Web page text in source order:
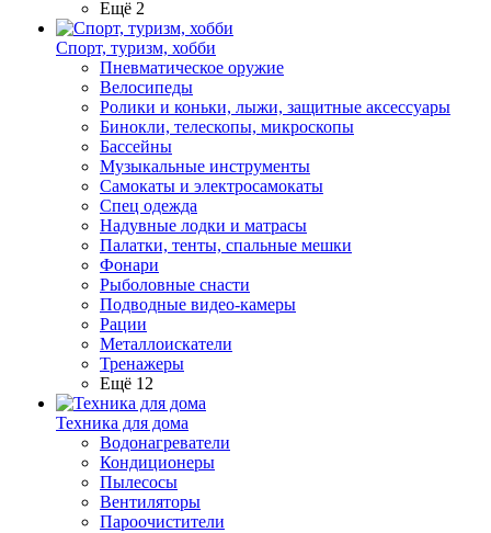
Ещё 2
Спорт, туризм, хобби
Пневматическое оружие
Велосипеды
Ролики и коньки, лыжи, защитные аксессуары
Бинокли, телескопы, микроскопы
Бассейны
Музыкальные инструменты
Самокаты и электросамокаты
Спец одежда
Надувные лодки и матрасы
Палатки, тенты, спальные мешки
Фонари
Рыболовные снасти
Подводные видео-камеры
Рации
Металлоискатели
Тренажеры
Ещё 12
Техника для дома
Водонагреватели
Кондиционеры
Пылесосы
Вентиляторы
Пароочистители